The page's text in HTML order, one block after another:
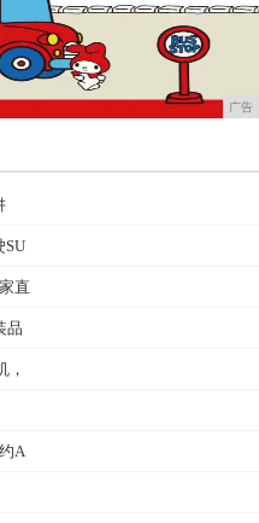
广告
SU
直
品
，
A